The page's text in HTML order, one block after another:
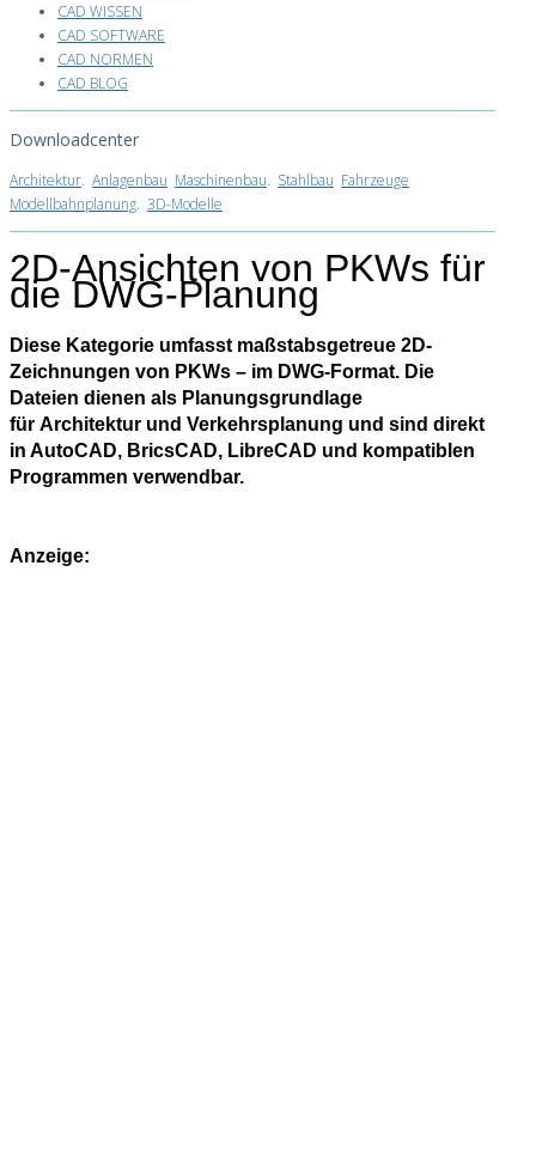
CAD WISSEN
CAD SOFTWARE
CAD NORMEN
CAD BLOG
Downloadcenter
Architektur. Anlagenbau Maschinenbau. Stahlbau Fahrzeuge
Modellbahnplanung. 3D-Modelle
2D-Ansichten von PKWs für
die DWG-Planung
Diese Kategorie umfasst maßstabsgetreue 2D-
Zeichnungen von PKWs – im DWG-Format. Die
Dateien dienen als Planungsgrundlage
für Architektur und Verkehrsplanung und sind direkt
in AutoCAD, BricsCAD, LibreCAD und kompatiblen
Programmen verwendbar.
Anzeige: